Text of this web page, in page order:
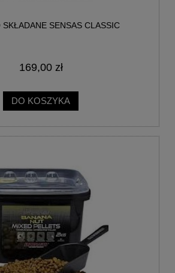
SKŁADANE SENSAS CLASSIC
169,00 zł
DO KOSZYKA